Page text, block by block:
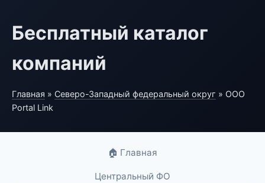
Бесплатный каталог
компаний
Главная » Северо-Западный федеральный округ » ООО
Portal Link
🏠 Главная
Центральный ФО